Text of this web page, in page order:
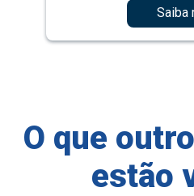
Saiba
O que
estão